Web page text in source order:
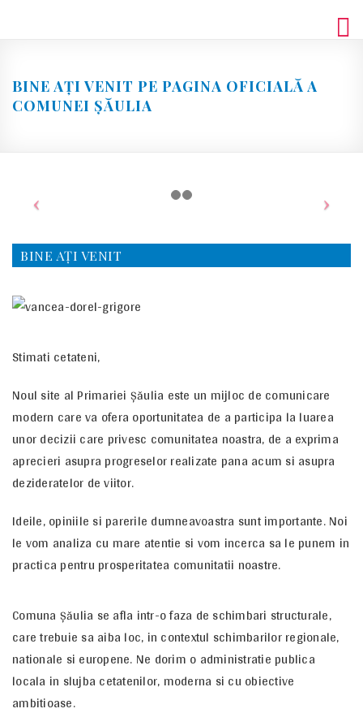
BINE AȚI VENIT PE PAGINA OFICIALĂ A
COMUNEI ŞĂULIA
BINE AȚI VENIT
Stimati cetateni,
Noul site al Primariei Șăulia este un mijloc de comunicare
modern care va ofera oportunitatea de a participa la luarea
unor decizii care privesc comunitatea noastra, de a exprima
aprecieri asupra progreselor realizate pana acum si asupra
dezideratelor de viitor.
Ideile, opiniile si parerile dumneavoastra sunt importante. Noi
le vom analiza cu mare atentie si vom incerca sa le punem in
practica pentru prosperitatea comunitatii noastre.
Comuna Șăulia se afla intr-o faza de schimbari structurale,
care trebuie sa aiba loc, in contextul schimbarilor regionale,
nationale si europene. Ne dorim o administratie publica
locala in slujba cetatenilor, moderna si cu obiective
ambitioase.